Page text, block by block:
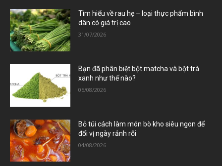
Tìm hiểu về rau hẹ – loại thực phẩm bình
dân có giá trị cao
31/07/2026
Bạn đã phân biệt bột matcha và bột trà
xanh như thế nào?
05/08/2026
Bỏ túi cách làm món bò kho siêu ngon để
đổi vị ngày rảnh rỗi
04/08/2026